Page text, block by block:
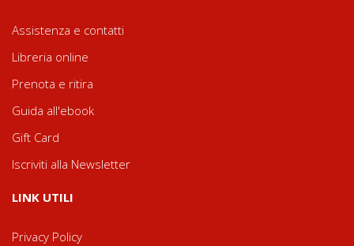
Assistenza e contatti
Libreria online
Prenota e ritira
Guida all'ebook
Gift Card
Iscriviti alla Newsletter
LINK UTILI
Privacy Policy